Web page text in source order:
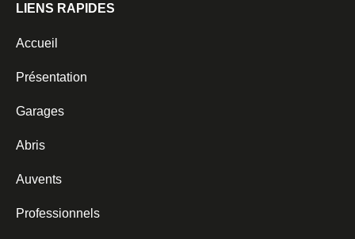
LIENS RAPIDES
Accueil
Présentation
Garages
Abris
Auvents
Professionnels